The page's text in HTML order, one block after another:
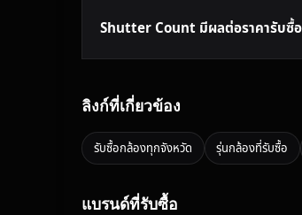
Shutter Count มีผลต่อราคารับซื้
ลิงก์ที่เกี่ยวข้อง
รับซื้อกล้องทุกจังหวัด รุ่นกล้องที่รับซื้อ
แบรนด์ที่รับซื้อ